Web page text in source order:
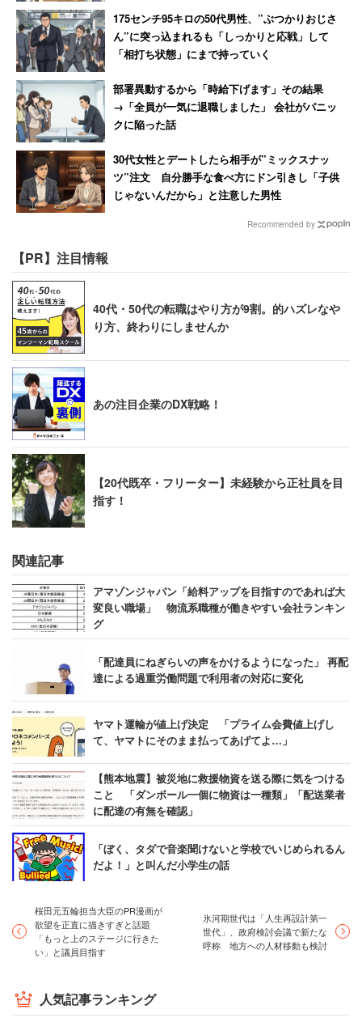
175センチ95キロの50代男性、”ぶつかりおじさ
ん”に突っ込まれるも「しっかりと応戦」して
「相打ち状態」にまで持っていく
部署異動するから「時給下げます」その結果
→「全員が一気に退職しました」 会社がパニッ
クに陥った話
30代女性とデートしたら相手が”ミックスナッ
ツ”注文 自分勝手な食べ方にドン引きし「子供
じゃないんだから」と注意した男性
Recommended by
【PR】注目情報
40代・50代の転職はやり方が9割。的ハズレなや
り方、終わりにしませんか
あの注目企業のDX戦略！
【20代既卒・フリーター】未経験から正社員を目
指す！
関連記事
アマゾンジャパン「給料アップを目指すのであれば大
変良い職場」 物流系職種が働きやすい会社ランキン
グ
「配達員にねぎらいの声をかけるようになった」 再配
達による過重労働問題で利用者の対応に変化
ヤマト運輸が値上げ決定 「プライム会費値上げし
て、ヤマトにそのまま払ってあげてよ…」
【熊本地震】被災地に救援物資を送る際に気をつける
こと 「ダンボール一個に物資は一種類」「配送業者
に配達の有無を確認」
「ぼく、タダで音楽聞けないと学校でいじめられるん
だよ！」と叫んだ小学生の話
桜田元五輪担当大臣のPR漫画が
欲望を正直に描きすぎと話題
「もっと上のステージに行きた
い」と議員目指す
氷河期世代は「人生再設計第一
世代」、政府検討会議で新たな
呼称 地方への人材移動も検討
人気記事ランキング